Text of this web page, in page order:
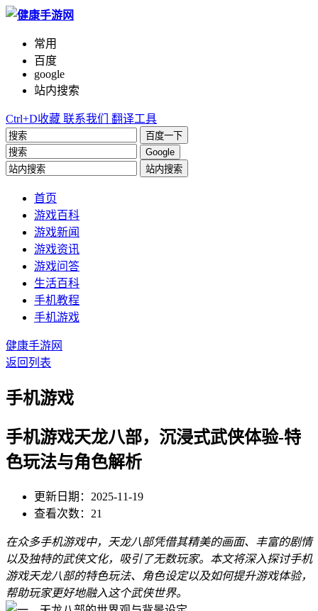
常用
百度
google
站内搜索
Ctrl+D收藏 联系我们 翻译工具
百度一下
Google
站内搜索
首页
游戏百科
游戏新闻
游戏资讯
游戏问答
生活百科
手机教程
手机游戏
健康手游网
返回列表
手机游戏
手机游戏天龙八部，沉浸式武侠体验-特
色玩法与角色解析
更新日期：2025-11-19
查看次数：21
在众多手机游戏中，天龙八部凭借其精美的画面、丰富的剧情
以及独特的武侠文化，吸引了无数玩家。本文将深入探讨手机
游戏天龙八部的特色玩法、角色设定以及如何提升游戏体验，
帮助玩家更好地融入这个武侠世界。